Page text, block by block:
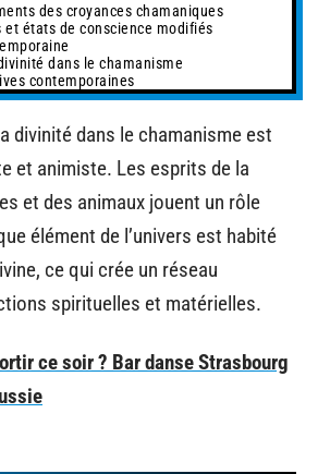
des croyances chamaniques
et états de conscience modifiés
dans le chamanisme
contemporaines
divinité dans le chamanisme est
et animiste. Les esprits de la
et des animaux jouent un rôle
élément de l’univers est habité
ce qui crée un réseau
spirituelles et matérielles.
ce soir ? Bar danse Strasbourg